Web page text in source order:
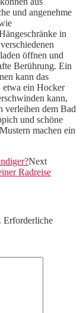
und angenehme
in
öffnen und
Berührung. Ein
kann das
etwa ein Hocker
kann,
verleihen dem Bad
und schöne
machen ein
Next
Radreise
Erforderliche